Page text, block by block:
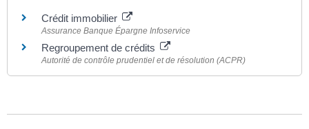
Crédit immobilier
Assurance Banque Épargne Infoservice
Regroupement de crédits
Autorité de contrôle prudentiel et de résolution (ACPR)